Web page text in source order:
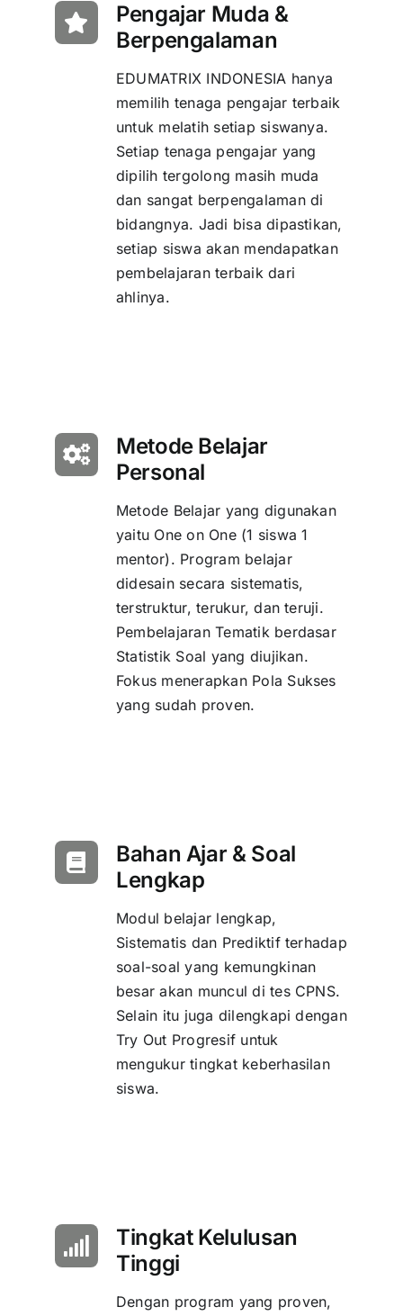
Pengajar Muda &
Berpengalaman
EDUMATRIX INDONESIA hanya
memilih tenaga pengajar terbaik
untuk melatih setiap siswanya.
Setiap tenaga pengajar yang
dipilih tergolong masih muda
dan sangat berpengalaman di
bidangnya. Jadi bisa dipastikan,
setiap siswa akan mendapatkan
pembelajaran terbaik dari
ahlinya.
Metode Belajar
Personal
Metode Belajar yang digunakan
yaitu One on One (1 siswa 1
mentor). Program belajar
didesain secara sistematis,
terstruktur, terukur, dan teruji.
Pembelajaran Tematik berdasar
Statistik Soal yang diujikan.
Fokus menerapkan Pola Sukses
yang sudah proven.
Bahan Ajar & Soal
Lengkap
Modul belajar lengkap,
Sistematis dan Prediktif terhadap
soal-soal yang kemungkinan
besar akan muncul di tes CPNS.
Selain itu juga dilengkapi dengan
Try Out Progresif untuk
mengukur tingkat keberhasilan
siswa.
Tingkat Kelulusan
Tinggi
Dengan program yang proven,